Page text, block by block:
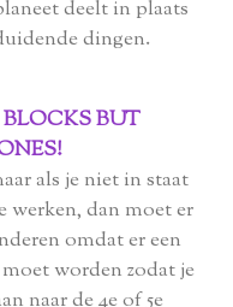
deelt in plaats
dingen.
BUT
als je niet in staat
werken, dan moet er
omdat er een
worden zodat je
naar de 4e of 5e